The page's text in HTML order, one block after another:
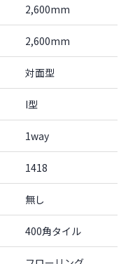
2,600mm
2,600mm
対面型
I型
1way
1418
無し
400角タイル